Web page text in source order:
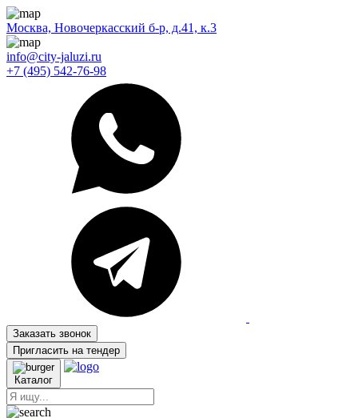
Москва, Новочеркасский б-р, д.41, к.3
info@city-jaluzi.ru
+7 (495) 542-76-98
Заказать звонок
Пригласить на тендер
Каталог